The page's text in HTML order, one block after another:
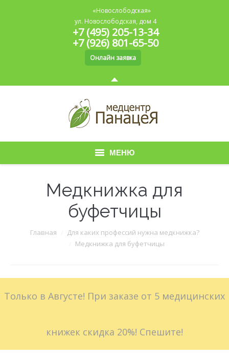
«Новослободская»
ул. Новослободская, дом 4
+7 (495) 205-13-34
+7 (926) 801-65-50
Онлайн заявка
МЕНЮ
О медицинском центре
Больничные листы
Доставка
Медкнижка для
буфетчицы
Вы здесь:Главная
Для каких профессий нужна медкнижка?
Медкнижка для буфетчицы
Только в Августе! При заказе от 5 медицинских
книжек скидка 20%! Спешите!